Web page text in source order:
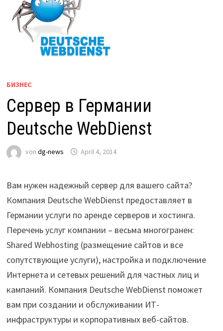
БИЗНЕС
Сервер в Германии
Deutsche WebDienst
von dg-news April 4, 2014
Вам нужен надежный сервер для вашего сайта?
Компания Deutsche WebDienst предоставляет в
Германии услуги по аренде серверов и хостинга.
Перечень услуг компании – весьма многогранен:
Shared Webhosting (размещение сайтов и все
сопутствующие услуги), настройка и подключение
Интернета и сетевых решений для частных лиц и
кампаний. Компания Deutsche WebDienst поможет
вам при создании и обслуживании ИТ-
инфраструктуры и корпоративных веб-сайтов.